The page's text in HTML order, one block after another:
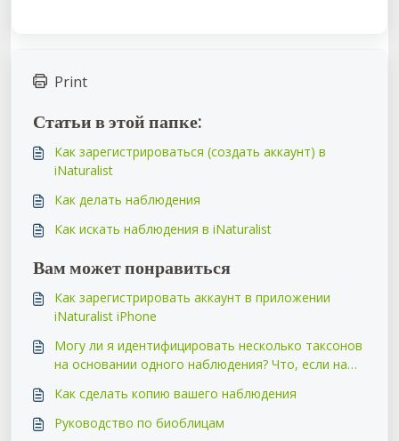
Print
Статьи в этой папке:
Как зарегистрироваться (создать аккаунт) в
iNaturalist
Как делать наблюдения
Как искать наблюдения в iNaturalist
Вам может понравиться
Как зарегистрировать аккаунт в приложении
iNaturalist iPhone
Могу ли я идентифицировать несколько таксонов
на основании одного наблюдения? Что, если на
Как сделать копию вашего наблюдения
Руководство по биоблицам